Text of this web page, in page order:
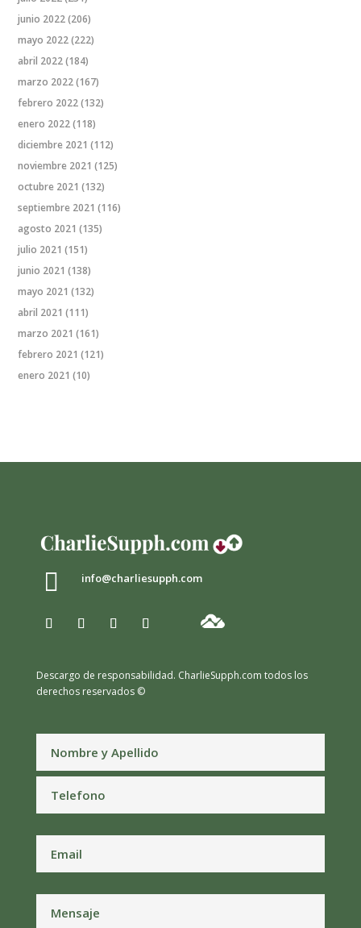
junio 2022(206)
mayo 2022(222)
abril 2022(184)
marzo 2022(167)
febrero 2022(132)
enero 2022(118)
diciembre 2021 (112)
noviembre 2021 (125)
octubre 2021 (132)
septiembre 2021 (116)
agosto 2021 (135)
julio 2021 (151)
junio 2021 (138)
mayo 2021 (132)
abril 2021 (111)
marzo 2021 (161)
febrero 2021 (121)
enero 2021 (10)
 info@charliesupph.com
Descargo de responsabilidad. CharlieSupph.com todos los
derechos reservados ©